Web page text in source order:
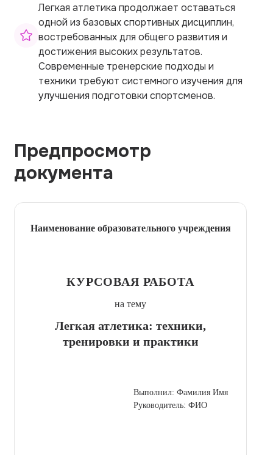
Легкая атлетика продолжает оставаться
одной из базовых спортивных дисциплин,
востребованных для общего развития и
достижения высоких результатов.
Современные тренерские подходы и
техники требуют системного изучения для
улучшения подготовки спортсменов.
Предпросмотр
документа
Наименование образовательного учреждения
КУРСОВАЯ РАБОТА
на тему
Легкая атлетика: техники,
тренировки и практики
Выполнил: Фамилия Имя
Руководитель: ФИО